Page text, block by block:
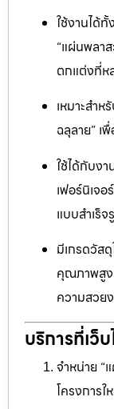
ใช้งานได้
“แผ่นพลา
ตกแต่งที่ห
เหมาะสำ
ฉลุลาย” เ
ใช้ได้กับง
เฟอร์นิเจ
แบบสำเร็
มีเกรดวัส
คุณภาพสูง
ความสวย
บริการที่เว็
จำหน่าย “
โครงการ